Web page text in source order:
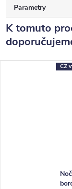
Parametry
K tomuto
CZ